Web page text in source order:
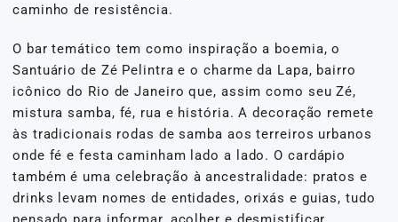
caminho de resistência.
O bar temático tem como inspiração a boemia, o
Santuário de Zé Pelintra e o charme da Lapa, bairro
icônico do Rio de Janeiro que, assim como seu Zé,
mistura samba, fé, rua e história. A decoração remete
às tradicionais rodas de samba aos terreiros urbanos
onde fé e festa caminham lado a lado. O cardápio
também é uma celebração à ancestralidade: pratos e
drinks levam nomes de entidades, orixás e guias, tudo